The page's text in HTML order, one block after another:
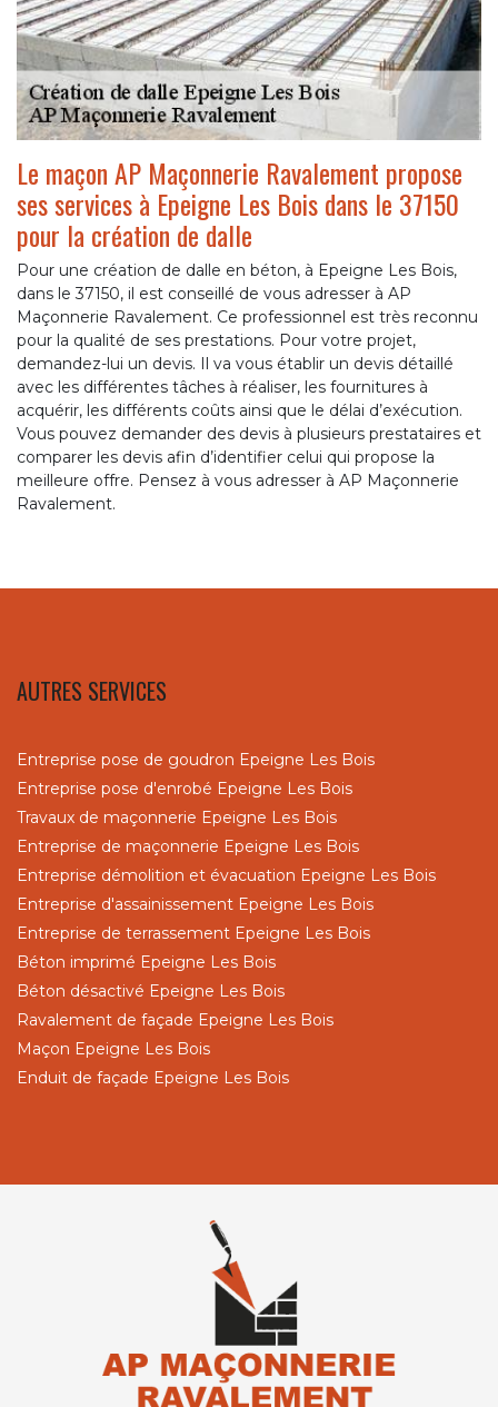
Le maçon AP Maçonnerie Ravalement propose
ses services à Epeigne Les Bois dans le 37150
pour la création de dalle
Pour une création de dalle en béton, à Epeigne Les Bois,
dans le 37150, il est conseillé de vous adresser à AP
Maçonnerie Ravalement. Ce professionnel est très reconnu
pour la qualité de ses prestations. Pour votre projet,
demandez-lui un devis. Il va vous établir un devis détaillé
avec les différentes tâches à réaliser, les fournitures à
acquérir, les différents coûts ainsi que le délai d’exécution.
Vous pouvez demander des devis à plusieurs prestataires et
comparer les devis afin d’identifier celui qui propose la
meilleure offre. Pensez à vous adresser à AP Maçonnerie
Ravalement.
AUTRES SERVICES
Entreprise pose de goudron Epeigne Les Bois
Entreprise pose d'enrobé Epeigne Les Bois
Travaux de maçonnerie Epeigne Les Bois
Entreprise de maçonnerie Epeigne Les Bois
Entreprise démolition et évacuation Epeigne Les Bois
Entreprise d'assainissement Epeigne Les Bois
Entreprise de terrassement Epeigne Les Bois
Béton imprimé Epeigne Les Bois
Béton désactivé Epeigne Les Bois
Ravalement de façade Epeigne Les Bois
Maçon Epeigne Les Bois
Enduit de façade Epeigne Les Bois